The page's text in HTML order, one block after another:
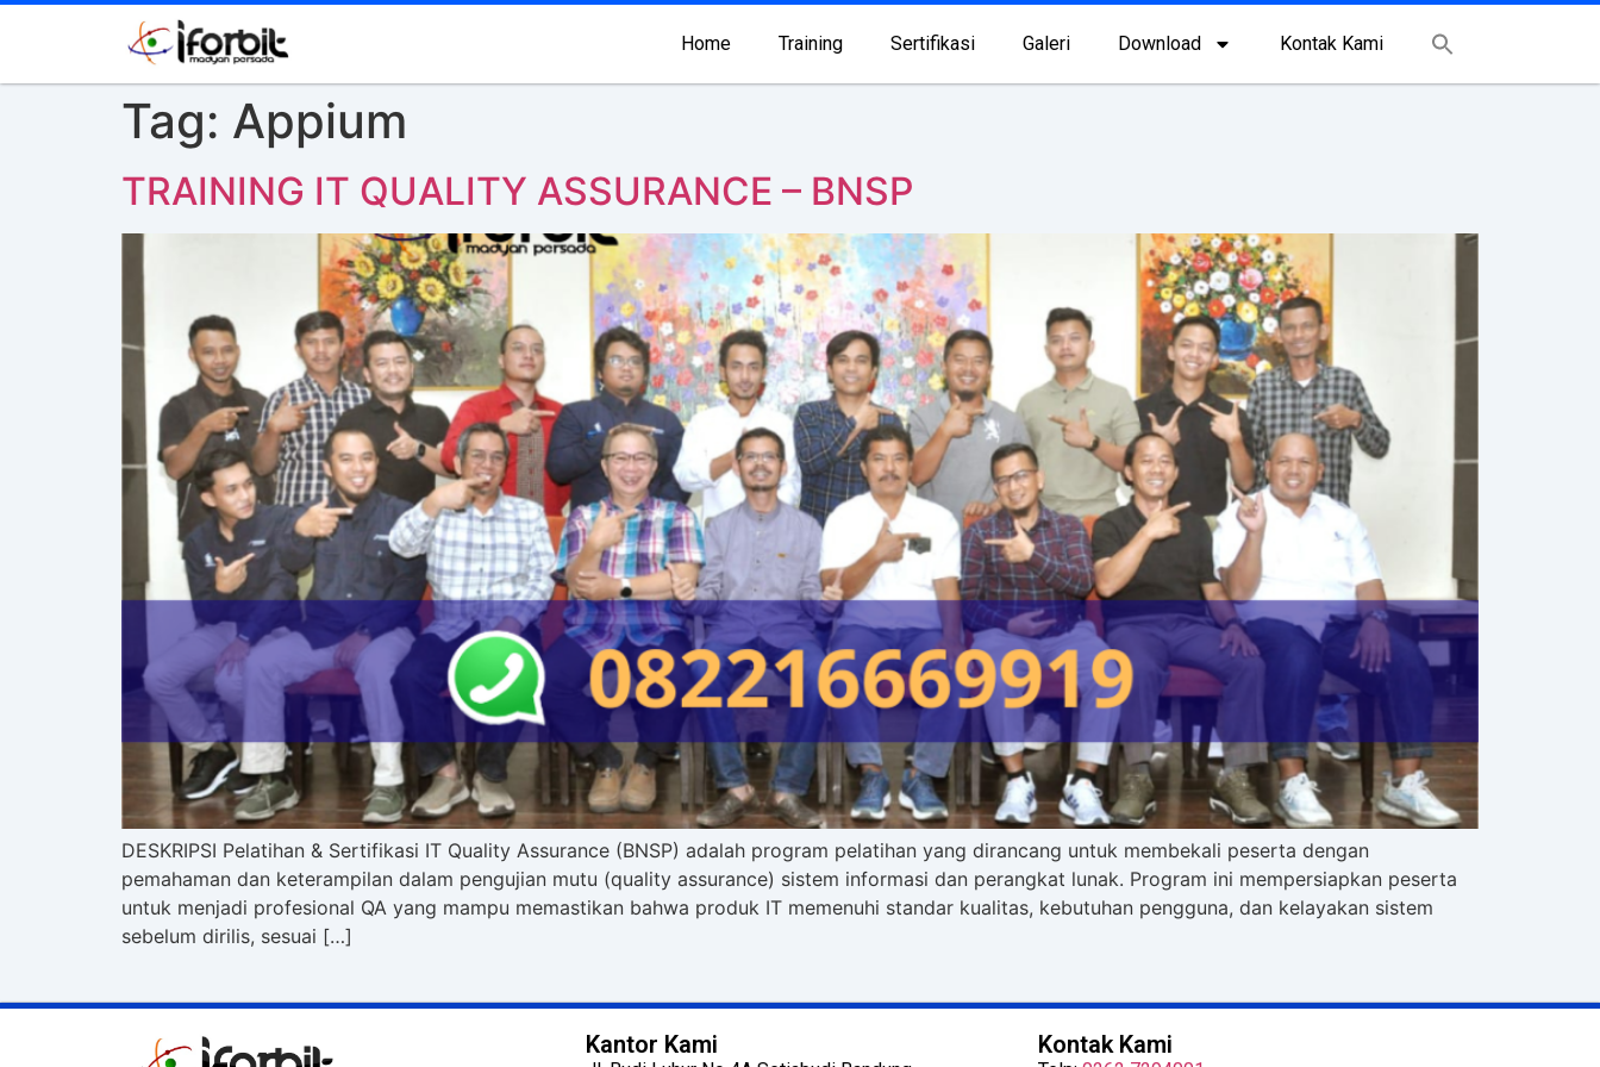
Home Training Sertifikasi Galeri Download Kontak Kami
Tag: Appium
TRAINING IT QUALITY ASSURANCE – BNSP
DESKRIPSI Pelatihan & Sertifikasi IT Quality Assurance (BNSP) adalah program pelatihan yang dirancang untuk membekali peserta dengan
pemahaman dan keterampilan dalam pengujian mutu (quality assurance) sistem informasi dan perangkat lunak. Program ini mempersiapkan peserta
untuk menjadi profesional QA yang mampu memastikan bahwa produk IT memenuhi standar kualitas, kebutuhan pengguna, dan kelayakan sistem
sebelum dirilis, sesuai […]
Kantor Kami Kontak Kami